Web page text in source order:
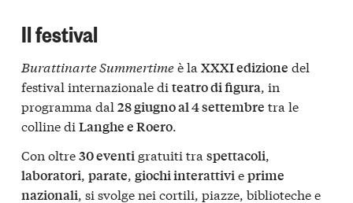
Il festival
Burattinarte Summertimeè la XXXI edizione del
festival internazionale di teatro di figura, in
programma dal 28 giugno al 4 settembre tra le
colline di Langhe e Roero.
Con oltre30 eventi gratuiti tra spettacoli,
laboratori, parate, giochi interattivieprime
nazionali, si svolge nei cortili, piazze, biblioteche e